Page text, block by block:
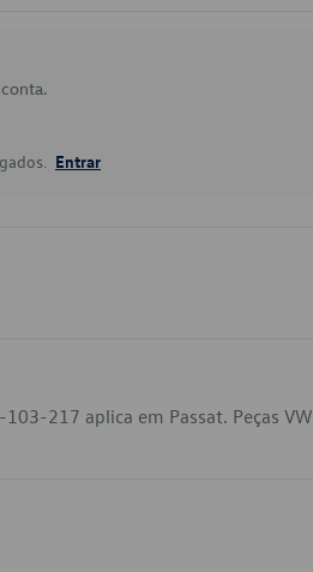
Entrar
217 aplica em Passat. Peças VW